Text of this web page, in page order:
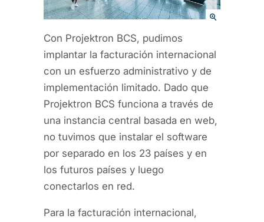
Con Projektron BCS, pudimos
implantar la facturación internacional
con un esfuerzo administrativo y de
implementación limitado. Dado que
Projektron BCS funciona a través de
una instancia central basada en web,
no tuvimos que instalar el software
por separado en los 23 países y en
los futuros países y luego
conectarlos en red.
Para la facturación internacional,